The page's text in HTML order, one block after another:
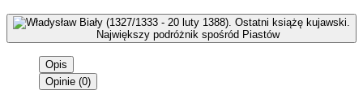
Opis
Opinie (0)